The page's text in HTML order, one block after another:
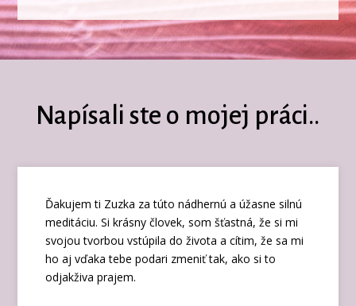
Napísali ste o mojej práci..
Ďakujem ti Zuzka za túto nádhernú a úžasne silnú
meditáciu. Si krásny človek, som šťastná, že si mi
svojou tvorbou vstúpila do života a cítim, že sa mi
ho aj vďaka tebe podari zmeniť tak, ako si to
odjakživa prajem.